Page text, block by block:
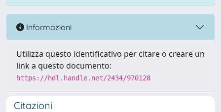
Informazioni
Utilizza questo identificativo per citare o creare un
link a questo documento:
https://hdl.handle.net/2434/970128
Citazioni